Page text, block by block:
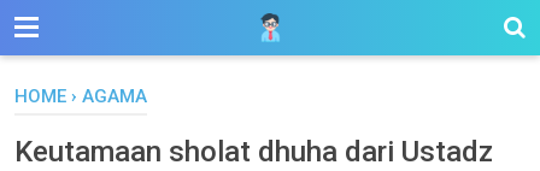
HOME › AGAMA
Keutamaan sholat dhuha dari Ustadz